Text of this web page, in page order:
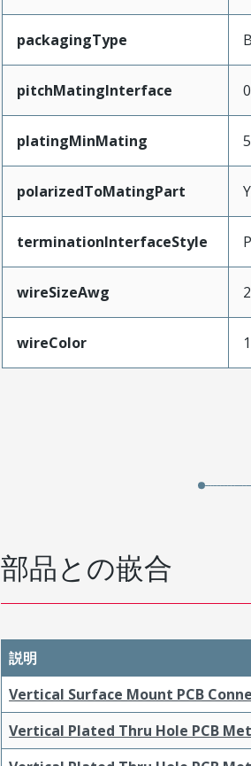
packagingType
pitchMatingInterface
platingMinMating
polarizedToMatingPart
terminationInterfaceStyle
wireSizeAwg
wireColor
部品との嵌合
説明
Vertical Surface Mount PCB
Vertical Plated Thru Hole PCB